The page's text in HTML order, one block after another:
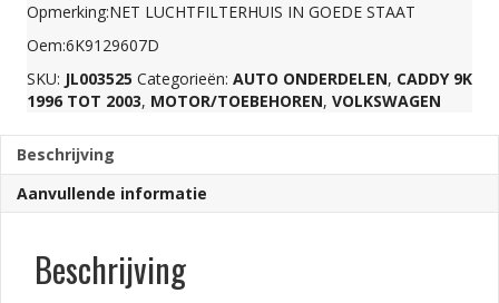
6K9129607D
aantal
Opmerking:NET LUCHTFILTERHUIS IN GOEDE STAAT
Oem:6K9129607D
SKU: JL003525 Categorieën: AUTO ONDERDELEN, CADDY 9K
1996 TOT 2003, MOTOR/TOEBEHOREN, VOLKSWAGEN
Beschrijving
Aanvullende informatie
Beschrijving